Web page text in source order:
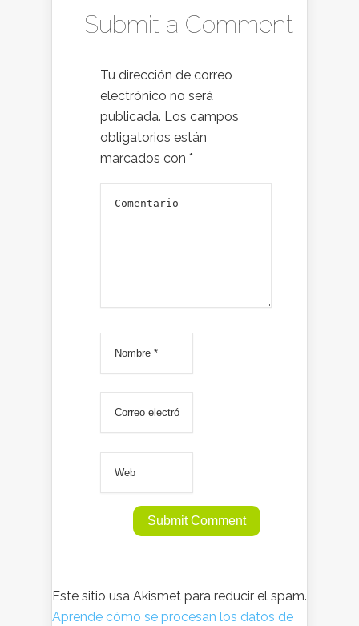
Submit a Comment
Tu dirección de correo
electrónico no será
publicada. Los campos
obligatorios están
marcados con *
Este sitio usa Akismet para reducir el spam.
Aprende cómo se procesan los datos de